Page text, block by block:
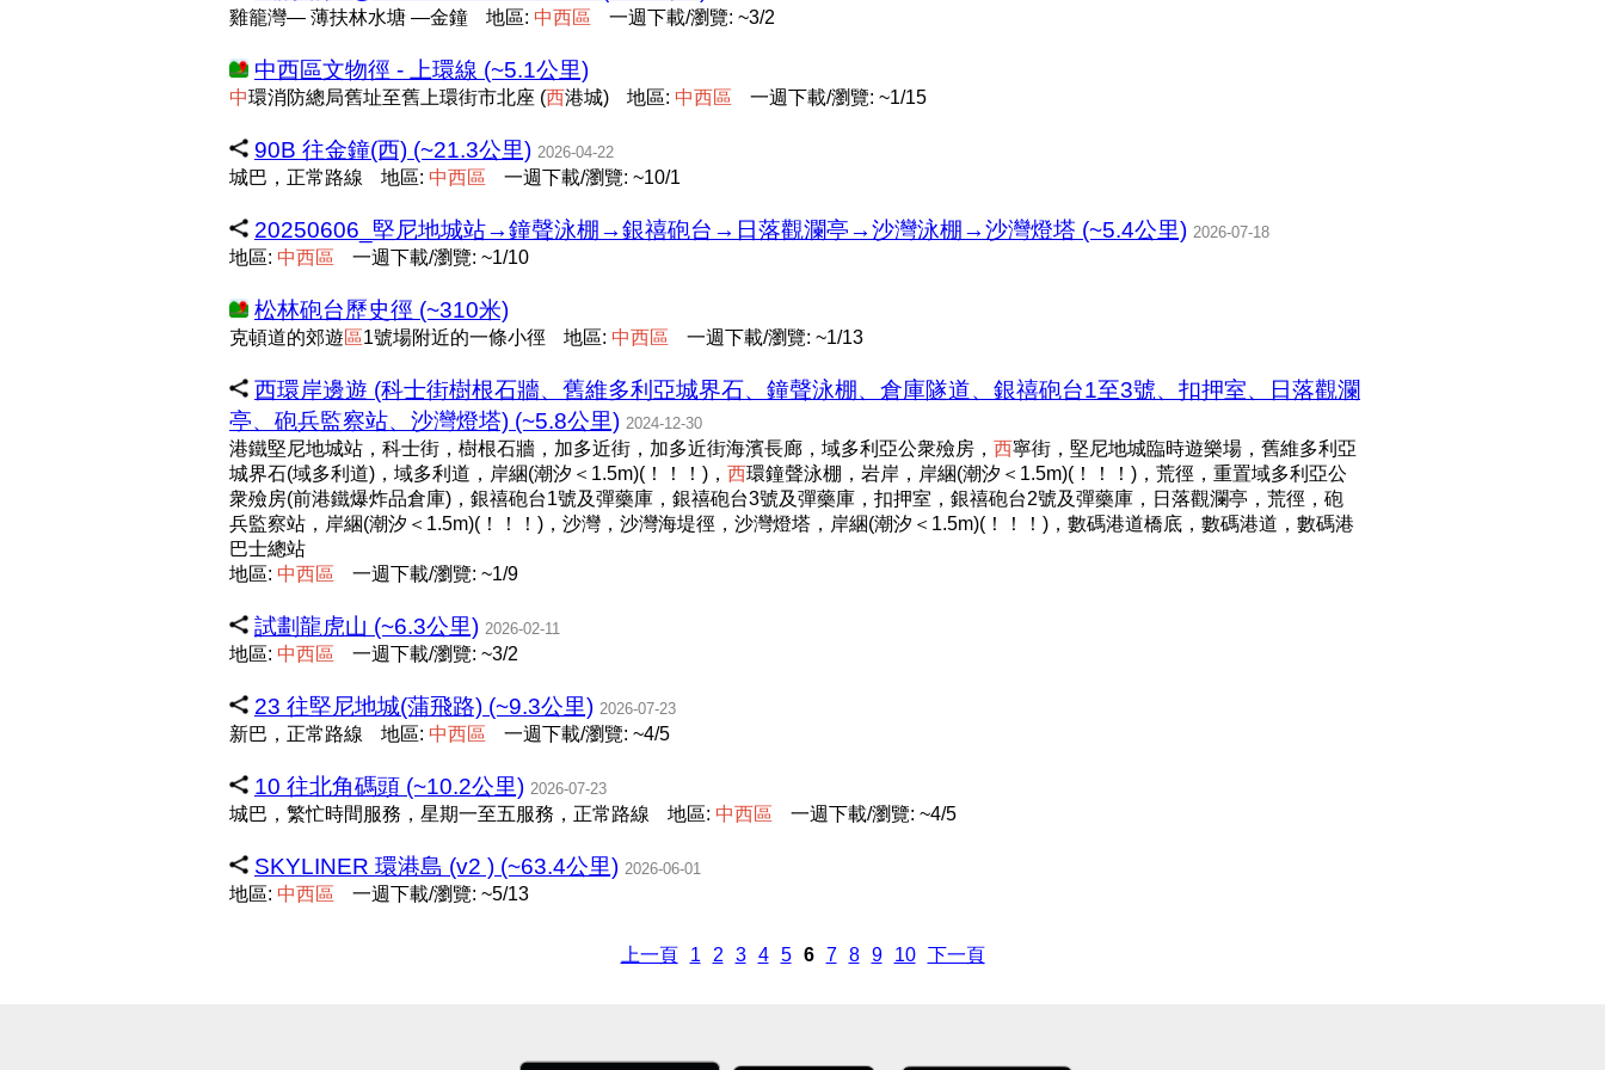
雞籠灣— 薄扶林水塘 —金鐘 地區: 中西區 一週下載/瀏覽: ~3/2
中西區文物徑 - 上環線 (~5.1公里)
中環消防總局舊址至舊上環街市北座 (西港城) 地區: 中西區 一週下載/瀏覽: ~1/15
90B 往金鐘(西) (~21.3公里) 2026-04-22
城巴，正常路線 地區: 中西區 一週下載/瀏覽: ~10/1
20250606_堅尼地城站→鐘聲泳棚→銀禧砲台→日落觀瀾亭→沙灣泳棚→沙灣燈塔 (~5.4公里) 2026-07-18
地區: 中西區 一週下載/瀏覽: ~1/10
松林砲台歷史徑 (~310米)
克頓道的郊遊區1號場附近的一條小徑 地區: 中西區 一週下載/瀏覽: ~1/13
西環岸邊遊 (科士街樹根石牆、舊維多利亞城界石、鐘聲泳棚、倉庫隧道、銀禧砲台1至3號、扣押室、日落觀瀾
亭、砲兵監察站、沙灣燈塔) (~5.8公里) 2024-12-30
港鐵堅尼地城站，科士街，樹根石牆，加多近街，加多近街海濱長廊，域多利亞公衆殮房， 西寧街，堅尼地城臨時遊樂場，舊維多利亞
城界石(域多利道)，域多利道，岸綑(潮汐＜1.5m)(！！！)， 西環鐘聲泳棚，岩岸，岸綑(潮汐＜1.5m)(！！！)，荒徑，重置域多利亞公
衆殮房(前港鐵爆炸品倉庫)，銀禧砲台1號及彈藥庫，銀禧砲台3號及彈藥庫，扣押室，銀禧砲台2號及彈藥庫，日落觀瀾亭，荒徑，砲
兵監察站，岸綑(潮汐＜1.5m)(！！！)，沙灣，沙灣海堤徑，沙灣燈塔，岸綑(潮汐＜1.5m)(！！！)，數碼港道橋底，數碼港道，數碼港
巴士總站
地區: 中西區 一週下載/瀏覽: ~1/9
試劃龍虎山 (~6.3公里) 2026-02-11
地區: 中西區 一週下載/瀏覽: ~3/2
23 往堅尼地城(蒲飛路) (~9.3公里) 2026-07-23
新巴，正常路線 地區: 中西區 一週下載/瀏覽: ~4/5
10 往北角碼頭 (~10.2公里) 2026-07-23
城巴，繁忙時間服務，星期一至五服務，正常路線 地區: 中西區 一週下載/瀏覽: ~4/5
SKYLINER 環港島 (v2 ) (~63.4公里) 2026-06-01
地區: 中西區 一週下載/瀏覽: ~5/13
上一頁 1 2 3 4 5 6 7 8 9 10 下一頁